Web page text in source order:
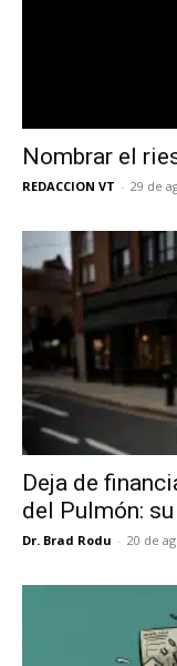
Nombrar el
REDACCION VT - 29 de
Deja de
del Pulmón:
Dr. Brad Rodu - 20 de